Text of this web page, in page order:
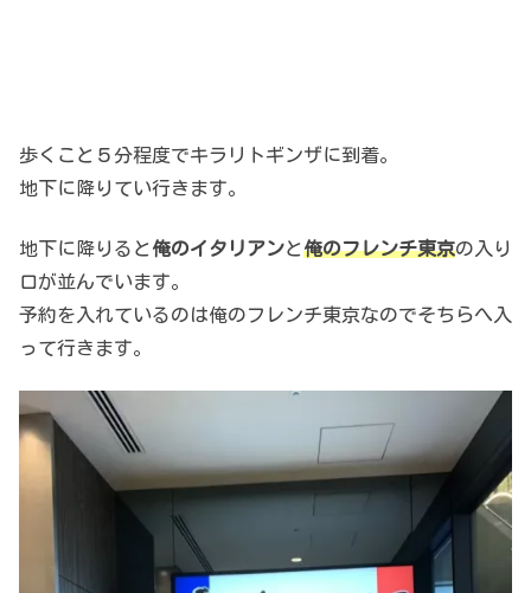
歩くこと５分程度でキラリトギンザに到着。
地下に降りてい行きます。
地下に降りると 俺のイタリアンと俺のフレンチ東京の入り
口が並んでいます。
予約を入れているのは俺のフレンチ東京なのでそちらへ入
って行きます。